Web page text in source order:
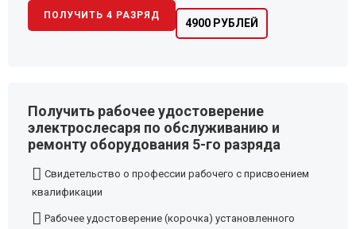
4900 РУБЛЕЙ
ПОЛУЧИТЬ 4 РАЗРЯД
Получить рабочее удостоверение
электрослесаря по обслуживанию и
ремонту оборудования 5-го разряда
Свидетельство о профессии рабочего с присвоением
квалификации
Рабочее удостоверение (корочка) установленного